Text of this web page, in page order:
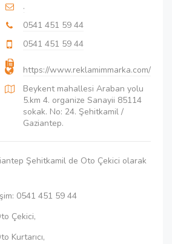
.
0541 451 59 44
0541 451 59 44
https://www.reklamimmarka.com/
Beykent mahallesi Araban yolu
5.km 4. organize Sanayii 85114
sokak. No: 24. Şehitkamil /
Gaziantep.
Şehitkamil de Oto Çekici olarak
0541 451 59 44
Çekici,
Kurtarıcı,